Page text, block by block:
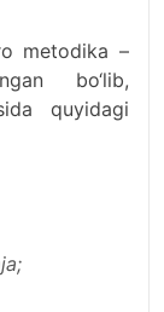
metodika –
bo‘lib,
quyidagi